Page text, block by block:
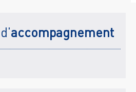
accompagnement